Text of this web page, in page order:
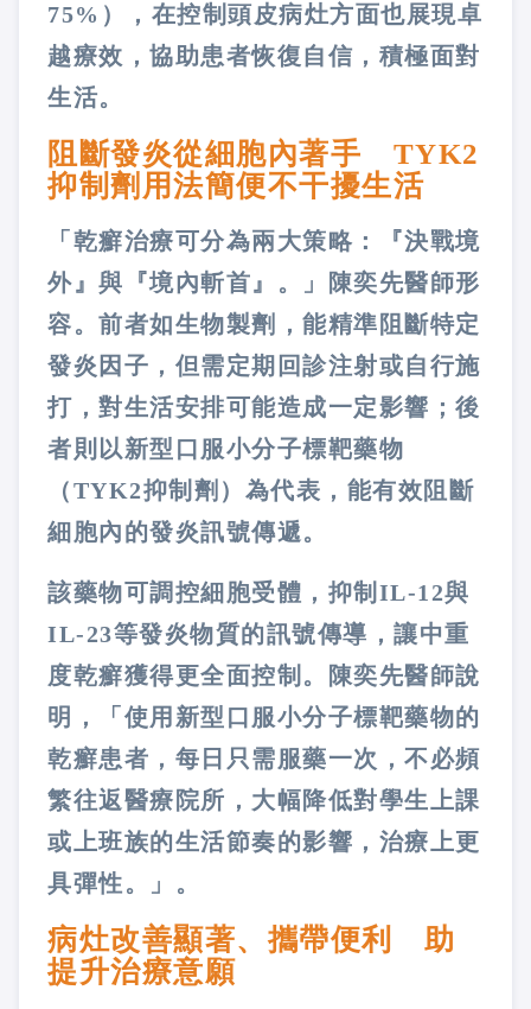
75%），在控制頭皮病灶方面也展現卓
越療效，協助患者恢復自信，積極面對
生活。
阻斷發炎從細胞內著手 TYK2
抑制劑用法簡便不干擾生活
「乾癬治療可分為兩大策略：『決戰境
外』與『境內斬首』。」陳奕先醫師形
容。前者如生物製劑，能精準阻斷特定
發炎因子，但需定期回診注射或自行施
打，對生活安排可能造成一定影響；後
者則以新型口服小分子標靶藥物
（TYK2抑制劑）為代表，能有效阻斷
細胞內的發炎訊號傳遞。
該藥物可調控細胞受體，抑制IL-12與
IL-23等發炎物質的訊號傳導，讓中重
度乾癬獲得更全面控制。陳奕先醫師說
明，「使用新型口服小分子標靶藥物的
乾癬患者，每日只需服藥一次，不必頻
繁往返醫療院所，大幅降低對學生上課
或上班族的生活節奏的影響，治療上更
具彈性。」。
病灶改善顯著、攜帶便利 助
提升治療意願